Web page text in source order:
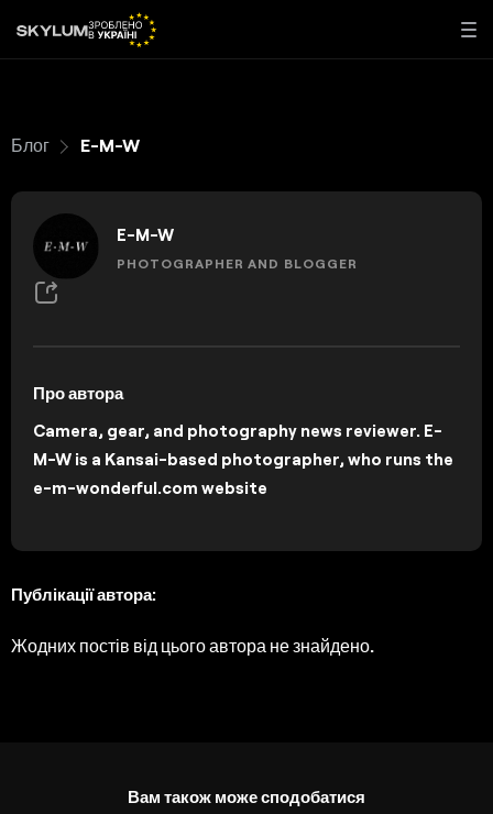
Блог E-M-W
E-M-W
PHOTOGRAPHER AND BLOGGER
Про автора
Camera, gear, and photography news reviewer. E-
M-W is a Kansai-based photographer, who runs the
e-m-wonderful.com website
Публікації автора:
Жодних постів від цього автора не знайдено.
Вам також може сподобатися